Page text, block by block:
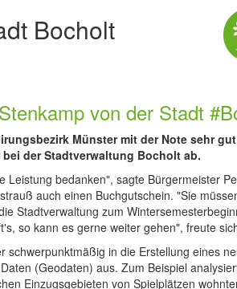
Bocholt
von der Stadt
Münster mit der Note sehr
der Stadtverwaltung Bocholt ab.
bedanken", sagte Bürgermeister
auch einen Buchgutschein. "Sie
Stadtverwaltung zum
so kann es gerne weiter gehen", freute
schwerpunktmäßig in die Erstellung eines
(Geodaten) aus. Zum Beispiel
Einzugsgebieten von Spielplätzen